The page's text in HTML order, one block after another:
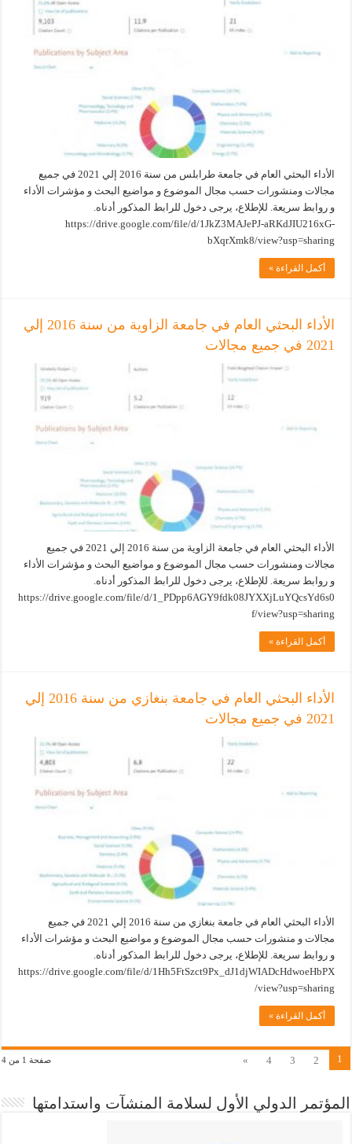
الأداء البحثي العام في جامعة طرابلس من سنة 2016 إلي 2021 في جميع
مجالات ومنشورات حسب مجال الموضوع و مواضيع البحث و مؤشرات الأداء
و روابط سريعة. للإطلاع، يرجى دخول للرابط المذكور أدناه.
https://drive.google.com/file/d/1JkZ3MAJePJ-aRKdJIU216xG-
bXqrXmk8/view?usp=sharing
أكمل القراءة »
الأداء البحثي العام في جامعة الزاوية من سنة 2016 إلي
2021 في جميع مجالات
الأداء البحثي العام في جامعة الزاوية من سنة 2016 إلي 2021 في جميع
مجالات ومنشورات حسب مجال الموضوع و مواضيع البحث و مؤشرات الأداء
و روابط سريعة. للإطلاع، يرجى دخول للرابط المذكور أدناه.
https://drive.google.com/file/d/1_PDpp6AGY9fdk08JYXXjLuYQcsYd6s0
f/view?usp=sharing
أكمل القراءة »
الأداء البحثي العام في جامعة بنغازي من سنة 2016 إلي
2021 في جميع مجالات
الأداء البحثي العام في جامعة بنغازي من سنة 2016 إلي 2021 في جميع
مجالات و منشورات حسب مجال الموضوع و مواضيع البحث و مؤشرات الأداء
و روابط سريعة. للإطلاع، يرجى دخول للرابط المذكور أدناه.
https://drive.google.com/file/d/1Hh5FtSzct9Px_dJ1djWIADcHdwoeHbPX
/view?usp=sharing
أكمل القراءة »
صفحة 1 من 4 1
2
3
4
»
المؤتمر الدولي الأول لسلامة المنشآت واستدامتها